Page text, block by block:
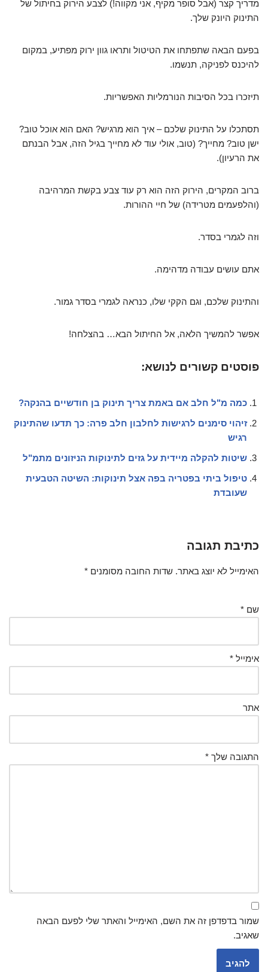
מדריך קצר (אבל סופר מקיף, אני מקווה!) לצבע הירוק בחיתול של
התינוק היונק שלך.
בפעם הבאה שתפתחו את הטיטול ותראו גוון ירוק מפתיע, במקום
להיכנס לפניקה, תנשמו.
תיזכרו בכל הסיבות הנורמליות האפשריות.
תסתכלו על התינוק שלכם – איך הוא מרגיש? האם הוא אוכל טוב?
ישן טוב? מחייך? (טוב, אולי עוד לא מחייך בגיל הזה, אבל הבנתם
את הרעיון).
ברוב המקרים, הירוק הזה הוא רק עוד צבע בקשת המרהיבה
(והלפעמים מטרידה) של חיי ההורות.
וזה לגמרי בסדר.
אתם עושים עבודה מדהימה.
והתינוק שלכם, וגם הקקי שלו, כנראה לגמרי בסדר גמור.
אפשר להמשיך הלאה, אל החיתול הבא… בהצלחה!
פוסטים קשורים לנושא:
כמה מ"ל חלב אם באמת צריך תינוק בן חודשיים בהנקה?
זיהוי סימנים לרגישות לחלבון חלב פרה: כך תדעו שהתינוק
רגיש
שיטות להקלה מיידית על גזים לתינוקות הניזונים מתמ"ל
טיפול ביתי בפטריה בפה אצל תינוקות: השיטה הטבעית
שעובדת
כתיבת תגובה
האימייל לא יוצג באתר. שדות החובה מסומנים *
שם *
אימייל *
אתר
התגובה שלך *
שמור בדפדפן זה את השם, האימייל והאתר שלי לפעם הבאה
שאגיב.